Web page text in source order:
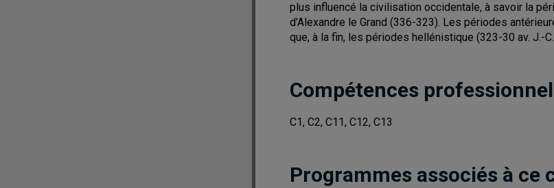
plus influencé la civilisation occidentale, à savoir la
d'Alexandre le Grand (336-323). Les périodes
que, à la fin, les périodes hellénistique (323-30 av. J.-
Compétences
C1, C2, C11, C12, C13
Programmes associés à ce